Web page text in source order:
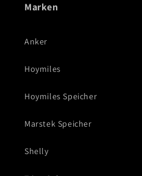
Marken
Anker
Hoymiles
Hoymiles Speicher
Marstek Speicher
Shelly